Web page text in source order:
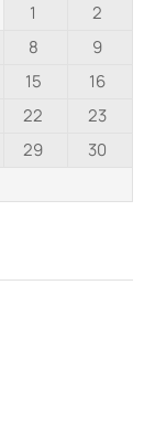
1
2
8
9
15
16
22
23
29
30